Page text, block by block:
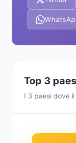
Top 3
I 3 paesi dove